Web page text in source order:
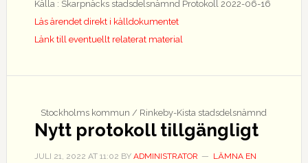
Källa : Skarpnäcks stadsdelsnämnd Protokoll 2022-06-16
Läs ärendet direkt i källdokumentet
Länk till eventuellt relaterat material
Stockholms kommun / Rinkeby-Kista stadsdelsnämnd
Nytt protokoll tillgängligt
JULI 21, 2022 AT 11:02 BY ADMINISTRATOR
LÄMNA EN